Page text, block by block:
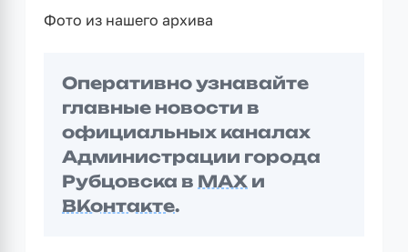
Фото из нашего архива
Оперативно узнавайте
главные новости в
официальных каналах
Администрации города
Рубцовска в MAX и
ВКонтакте.